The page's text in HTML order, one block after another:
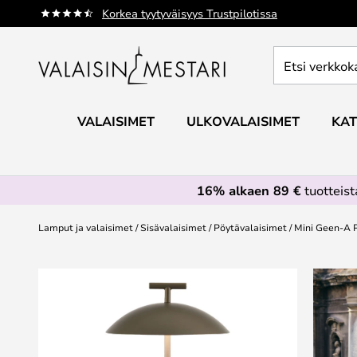
Korkea tyytyväisyys Trustpilotissa
Skip
to
verkkokaupan
VALAISIMET ULKOVALAISIMET
16% alkaen 89 €
Lamput ja valaisimet Sisävalaisimet Pöytävalaisimet Mini Geen-A